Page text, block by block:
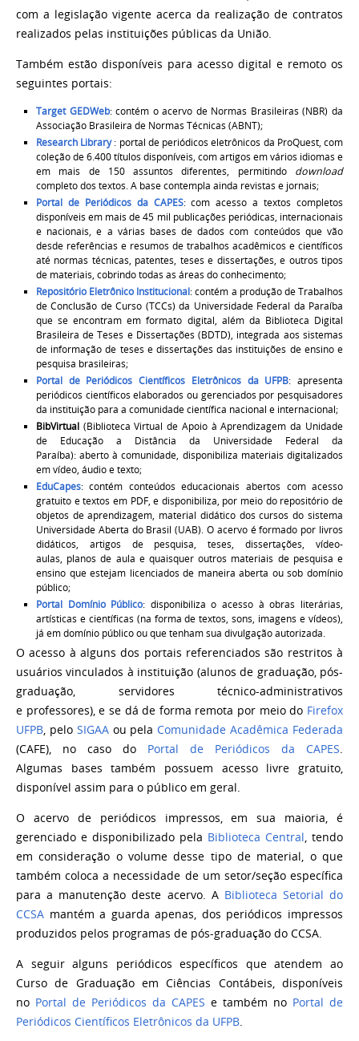
com a legislação vigente acerca da realização de contratos
realizados pelas instituições públicas da União.
Também estão disponíveis para acesso digital e remoto os
seguintes portais:
Target GEDWeb:contém o acervo de Normas Brasileiras (NBR) da
Associação Brasileira de Normas Técnicas (ABNT);
Research Library: portal de periódicos eletrônicos da ProQuest, com
coleção de 6.400 títulos disponíveis, com artigos em vários idiomas e
em mais de 150 assuntos diferentes, permitindo download
completo dos textos. A base contempla ainda revistas e jornais;
Portal de Periódicos da CAPES:com acesso a textos completos
disponíveis em mais de 45 mil publicações periódicas, internacionais
e nacionais, e a várias bases de dados com conteúdos que vão
desde referências e resumos de trabalhos acadêmicos e científicos
até normas técnicas, patentes, teses e dissertações, e outros tipos
de materiais, cobrindo todas as áreas do conhecimento;
Repositório Eletrônico Institucional:contém a produção de Trabalhos
de Conclusão de Curso (TCCs) da Universidade Federal da Paraíba
que se encontram em formato digital, além da Biblioteca Digital
Brasileira de Teses e Dissertações (BDTD), integrada aos sistemas
de informação de teses e dissertações das instituições de ensino e
pesquisa brasileiras;
Portal de Periódicos Científicos Eletrônicos da UFPB:apresenta
periódicos científicos elaborados ou gerenciados por pesquisadores
da instituição para a comunidade científica nacional e internacional;
BibVirtual(Biblioteca Virtual de Apoio à Aprendizagem da Unidade
de Educação a Distância da Universidade Federal da
Paraíba):aberto à comunidade, disponibiliza materiais digitalizados
em vídeo, áudio e texto;
EduCapes:contém conteúdos educacionais abertos com acesso
gratuito e textos em PDF, e disponibiliza, por meio do repositório de
objetos de aprendizagem, material didático dos cursos do sistema
Universidade Aberta do Brasil(UAB). O acervo é formado por livros
didáticos, artigos de pesquisa, teses, dissertações, vídeo-
aulas, planos de aula e quaisquer outros materiais de pesquisa e
ensino que estejam licenciados de maneira aberta ou sob domínio
público;
Portal Domínio Público: disponibiliza o acesso à obras literárias,
artísticas e científicas (na forma de textos, sons, imagens e vídeos),
já em domínio público ou que tenham sua divulgação autorizada.
O acesso à alguns dos portais referenciados são restritos à
usuários vinculados à instituição (alunos de graduação, pós-
graduação, servidores técnico-administrativos
e professores), e se dá de forma remota por meio do Firefox
UFPB, pelo SIGAAou pelaComunidade Acadêmica Federada
(CAFE), no caso do Portal de Periódicos da CAPES.
Algumas bases também possuem acesso livre gratuito,
disponível assim para o público em geral.
O acervo de periódicos impressos, em sua maioria, é
gerenciado e disponibilizado pela Biblioteca Central, tendo
em consideração o volume desse tipo de material, o que
também coloca a necessidade de um setor/seção específica
para a manutenção deste acervo. A Biblioteca Setorial do
CCSA mantém a guarda apenas, dos periódicos impressos
produzidos pelos programas de pós-graduação do CCSA.
A seguir alguns periódicos específicos que atendem ao
Curso de Graduação em Ciências Contábeis, disponíveis
no Portal de Periódicos da CAPES e também no Portal de
Periódicos Científicos Eletrônicos da UFPB.